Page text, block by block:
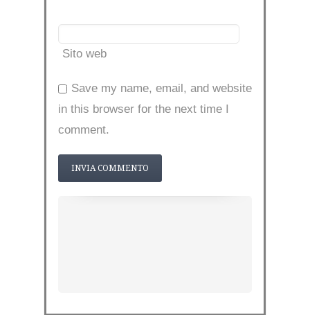
Sito web
Save my name, email, and website
in this browser for the next time I
comment.